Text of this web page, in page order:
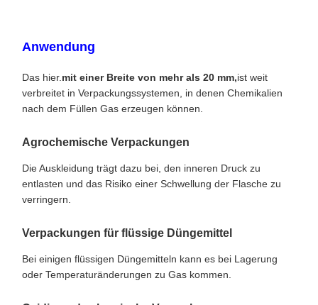
Anwendung
Das hier.mit einer Breite von mehr als 20 mm,ist weit
verbreitet in Verpackungssystemen, in denen Chemikalien
nach dem Füllen Gas erzeugen können.
Agrochemische Verpackungen
Die Auskleidung trägt dazu bei, den inneren Druck zu
entlasten und das Risiko einer Schwellung der Flasche zu
verringern.
Verpackungen für flüssige Düngemittel
Bei einigen flüssigen Düngemitteln kann es bei Lagerung
oder Temperaturänderungen zu Gas kommen.